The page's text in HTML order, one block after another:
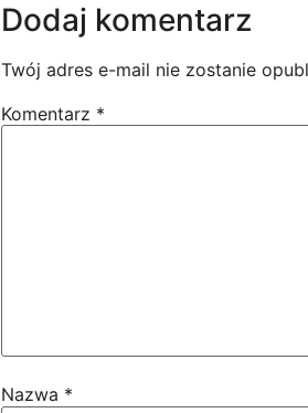
Dodaj komentarz
Twój adres e-mail nie zostanie
Komentarz *
Nazwa *